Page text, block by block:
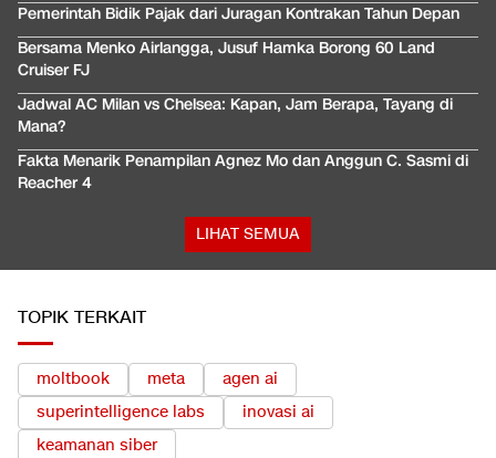
Pemerintah Bidik Pajak dari Juragan Kontrakan Tahun Depan
Bersama Menko Airlangga, Jusuf Hamka Borong 60 Land
Cruiser FJ
Jadwal AC Milan vs Chelsea: Kapan, Jam Berapa, Tayang di
Mana?
Fakta Menarik Penampilan Agnez Mo dan Anggun C. Sasmi di
Reacher 4
LIHAT SEMUA
TOPIK TERKAIT
moltbook meta
agen ai
superintelligence labs
inovasi ai
keamanan siber